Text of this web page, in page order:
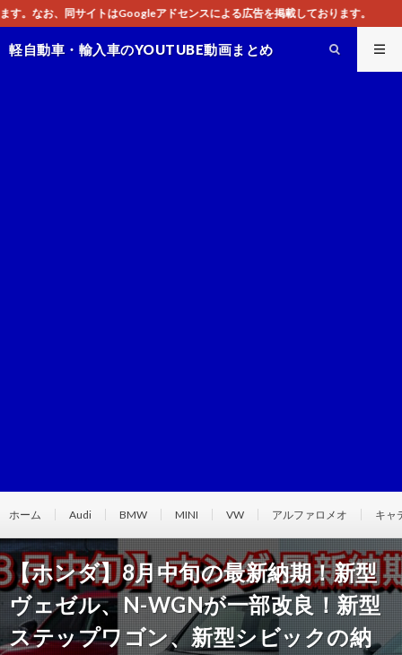
アドセンスによる広告を掲載しております。
軽自動車・輸入車のYOUTUBE動画まとめ
ホーム Audi BMW MINI VW アルファロメオ キャ
【ホンダ】8月中旬の最新納期！新型
ヴェゼル、N-WGNが一部改良！新型
ステップワゴン、新型シビックの納